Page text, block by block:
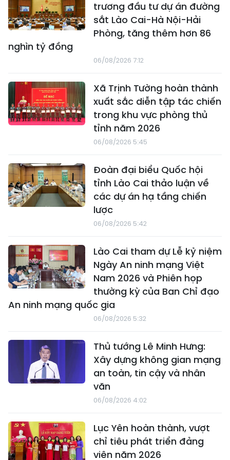
trương đầu tư dự án đường
sắt Lào Cai-Hà Nội-Hải
Phòng, tăng thêm hơn 86
nghìn tỷ đồng
06/08/2026 7:12
Xã Trịnh Tường hoàn thành
xuất sắc diễn tập tác chiến
trong khu vực phòng thủ
tỉnh năm 2026
06/08/2026 5:45
Đoàn đại biểu Quốc hội
tỉnh Lào Cai thảo luận về
các dự án hạ tầng chiến
lược
06/08/2026 5:42
Lào Cai tham dự Lễ kỷ niệm
Ngày An ninh mạng Việt
Nam 2026 và Phiên họp
thường kỳ của Ban Chỉ đạo
An ninh mạng quốc gia
06/08/2026 5:32
Thủ tướng Lê Minh Hưng:
Xây dựng không gian mạng
an toàn, tin cậy và nhân
văn
06/08/2026 4:02
Lục Yên hoàn thành, vượt
chỉ tiêu phát triển đảng
viên năm 2026